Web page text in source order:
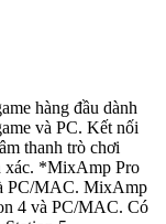
hàng đầu dành
và PC. Kết nối
thanh trò chơi
xác. *MixAmp Pro
PC/MAC. MixAmp
4 và PC/MAC. Có